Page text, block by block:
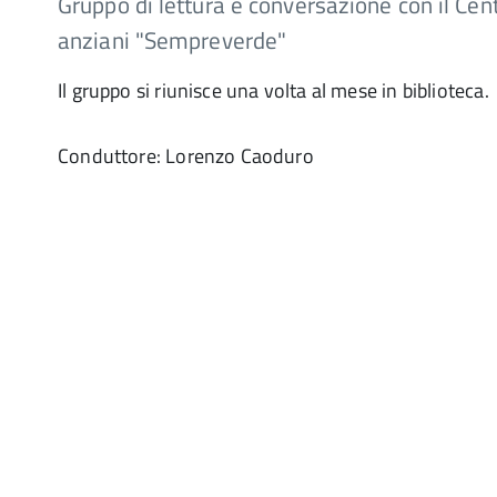
anziani "Sempreverde"
Il gruppo si riunisce una volta al mese in biblioteca.
Conduttore: Lorenzo Caoduro